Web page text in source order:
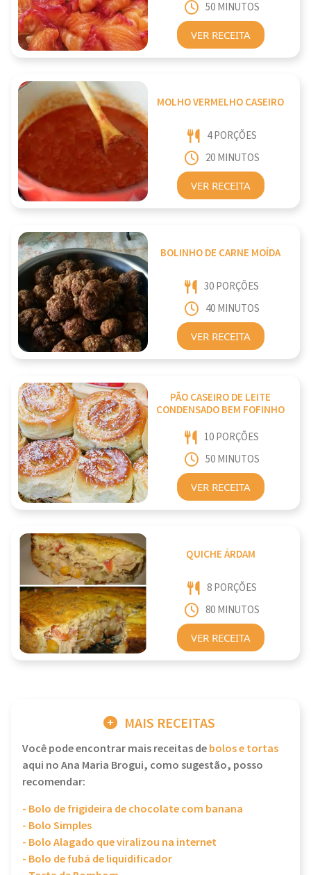
50 MINUTOS
VER RECEITA
MOLHO VERMELHO CASEIRO
4 PORÇÕES
20 MINUTOS
VER RECEITA
BOLINHO DE CARNE MOÍDA
30 PORÇÕES
40 MINUTOS
VER RECEITA
PÃO CASEIRO DE LEITE
CONDENSADO BEM FOFINHO
10 PORÇÕES
50 MINUTOS
VER RECEITA
QUICHE ÁRDAM
8 PORÇÕES
80 MINUTOS
VER RECEITA
MAIS RECEITAS
Você pode encontrar mais receitas debolos e tortas
aqui no Ana Maria Brogui, como sugestão, posso
recomendar:
- Bolo de frigideira de chocolate com banana
- Bolo Simples
- Bolo Alagado que viralizou na internet
- Bolo de fubá de liquidificador